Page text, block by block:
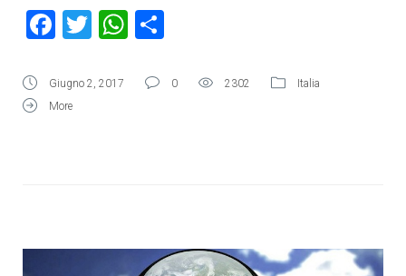
Facebook
TwitterWhatsApp
Giugno 2, 2017 0 2302
Italia
More